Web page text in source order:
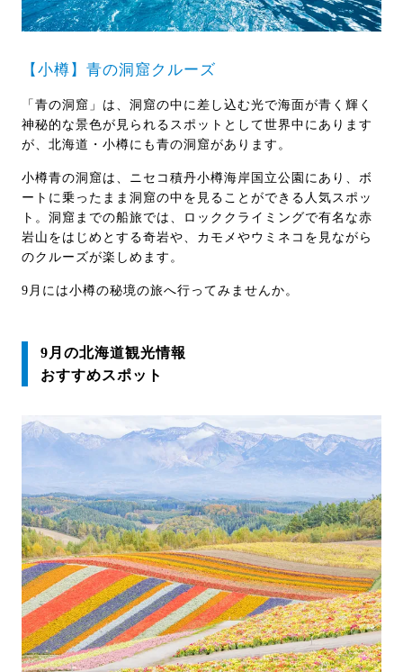
【小樽】青の洞窟クルーズ
「青の洞窟」は、洞窟の中に差し込む光で海面が青く輝く
神秘的な景色が見られるスポットとして世界中にあります
が、北海道・小樽にも青の洞窟があります。
小樽青の洞窟は、ニセコ積丹小樽海岸国立公園にあり、ボ
ートに乗ったまま洞窟の中を見ることができる人気スポッ
ト。洞窟までの船旅では、ロッククライミングで有名な赤
岩山をはじめとする奇岩や、カモメやウミネコを見ながら
のクルーズが楽しめます。
9月には小樽の秘境の旅へ行ってみませんか。
9月の北海道観光情報
おすすめスポット